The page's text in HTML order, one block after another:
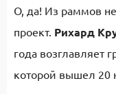
О, да! Из раммов
проект. Рихард
года возглавляет
которой вышел 20